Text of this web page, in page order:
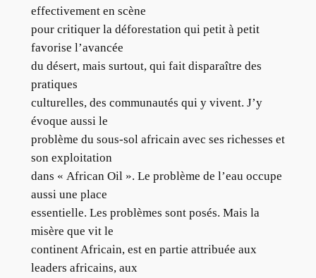
effectivement en scène
pour critiquer la déforestation qui petit à petit
favorise l’avancée
du désert, mais surtout, qui fait disparaître des
pratiques
culturelles, des communautés qui y vivent. J’y
évoque aussi le
problème du sous-sol africain avec ses richesses et
son exploitation
dans « African Oil ». Le problème de l’eau occupe
aussi une place
essentielle. Les problèmes sont posés. Mais la
misère que vit le
continent Africain, est en partie attribuée aux
leaders africains, aux